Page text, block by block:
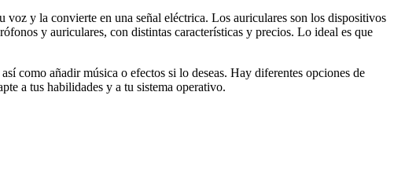
y la convierte en una señal eléctrica. Los auriculares son los dispositivos
y auriculares, con distintas características y precios. Lo ideal es que
como añadir música o efectos si lo deseas. Hay diferentes opciones de
a tus habilidades y a tu sistema operativo.